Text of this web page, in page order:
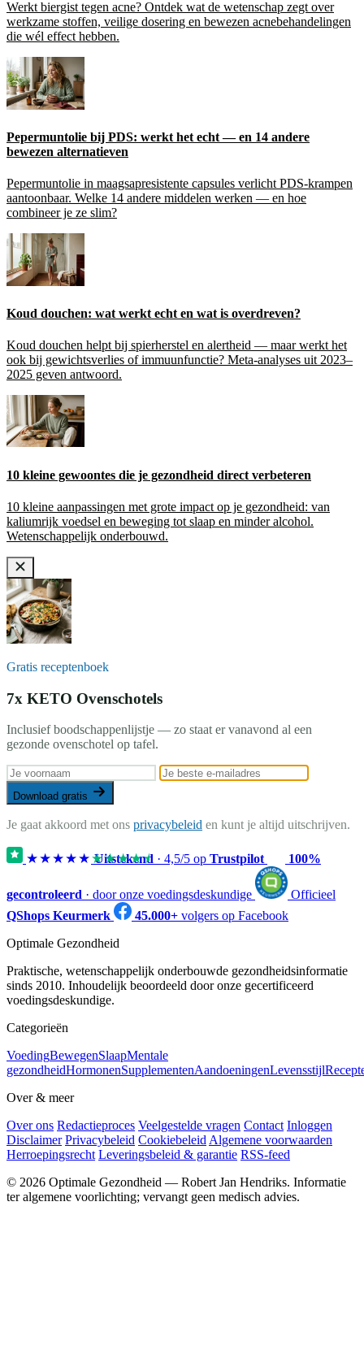
Werkt biergist tegen acne? Ontdek wat de wetenschap zegt over
werkzame stoffen, veilige dosering en bewezen acnebehandelingen
die wél effect hebben.
Pepermuntolie bij PDS: werkt het echt — en 14 andere
bewezen alternatieven
Pepermuntolie in maagsapresistente capsules verlicht PDS-krampen
aantoonbaar. Welke 14 andere middelen werken — en hoe
combineer je ze slim?
Koud douchen: wat werkt echt en wat is overdreven?
Koud douchen helpt bij spierherstel en alertheid — maar werkt het
ook bij gewichtsverlies of immuunfunctie? Meta-analyses uit 2023–
2025 geven antwoord.
10 kleine gewoontes die je gezondheid direct verbeteren
10 kleine aanpassingen met grote impact op je gezondheid: van
kaliumrijk voedsel en beweging tot slaap en minder alcohol.
Wetenschappelijk onderbouwd.
Gratis receptenboek
7x KETO Ovenschotels
Inclusief boodschappenlijstje — zo staat er vanavond al een
gezonde ovenschotel op tafel.
Download gratis
Je gaat akkoord met ons privacybeleid en kunt je altijd uitschrijven.
★★★★★★★★★★
Uitstekend · 4,5/5 op Trustpilot 100%
gecontroleerd · door onze voedingsdeskundige
Officieel
QShops Keurmerk
45.000+ volgers op Facebook
Optimale Gezondheid
Praktische, wetenschappelijk onderbouwde gezondheidsinformatie
sinds 2010. Inhoudelijk beoordeeld door onze gecertificeerd
voedingsdeskundige.
Categorieën
VoedingBewegenSlaapMentale
gezondheidHormonenSupplementenAandoeningenLevensstijl
Over & meer
Over ons Redactieproces Veelgestelde vragen Contact Inloggen
Disclaimer Privacybeleid Cookiebeleid Algemene voorwaarden
Herroepingsrecht Leveringsbeleid & garantie RSS-feed
© 2026 Optimale Gezondheid — Robert Jan Hendriks. Informatie
ter algemene voorlichting; vervangt geen medisch advies.